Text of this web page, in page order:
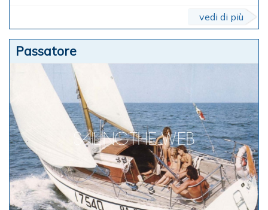
vedi di più
Passatore